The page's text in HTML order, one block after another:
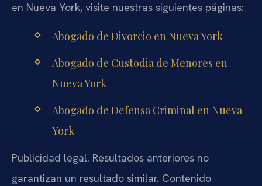
en Nueva York, visite nuestras siguientes páginas:
Abogado de Divorcio en Nueva York
Abogado de Custodia de Menores en
Nueva York
Abogado de Defensa Criminal en Nueva
York
Publicidad legal. Resultados anteriores no
garantizan un resultado similar. Contenido